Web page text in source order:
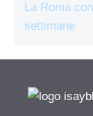
La Roma
settimane